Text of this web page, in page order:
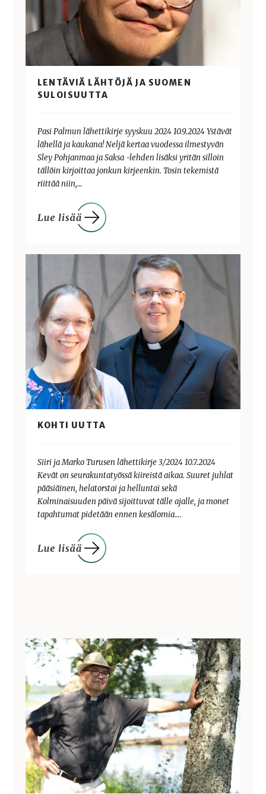
LENTÄVIÄ LÄHTÖJÄ JA SUOMEN
SULOISUUTTA
Pasi Palmun lähettikirje syyskuu 2024 10.9.2024 Ystävät
lähellä ja kaukana! Neljä kertaa vuodessa ilmestyvän
Sley Pohjanmaa ja Saksa -lehden lisäksi yritän silloin
tällöin kirjoittaa jonkun kirjeenkin. Tosin tekemistä
riittää niin,…
KOHTI UUTTA
Siiri ja Marko Turusen lähettikirje 3/2024 10.7.2024
Kevät on seurakuntatyössä kiireistä aikaa. Suuret juhlat
pääsiäinen, helatorstai ja helluntai sekä
Kolminaisuuden päivä sijoittuvat tälle ajalle, ja monet
tapahtumat pidetään ennen kesälomia….